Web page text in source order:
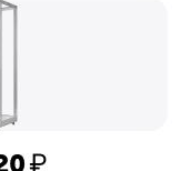
₽